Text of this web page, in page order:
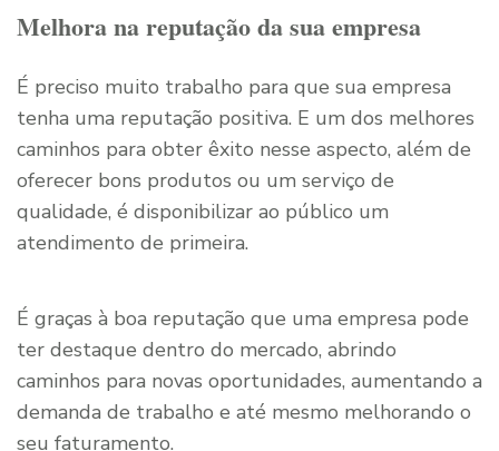
Melhora na reputação da sua empresa
É preciso muito trabalho para que sua empresa
tenha uma reputação positiva. E um dos melhores
caminhos para obter êxito nesse aspecto, além de
oferecer bons produtos ou um serviço de
qualidade, é disponibilizar ao público um
atendimento de primeira.
É graças à boa reputação que uma empresa pode
ter destaque dentro do mercado, abrindo
caminhos para novas oportunidades, aumentando a
demanda de trabalho e até mesmo melhorando o
seu faturamento.